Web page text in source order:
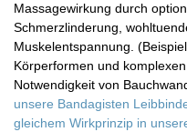
Massagewirkung durch
Schmerzlinderung,
Muskelentspannung.
Körperformen und
Notwendigkeit von
unsere Bandagisten
gleichem Wirkprinzip in